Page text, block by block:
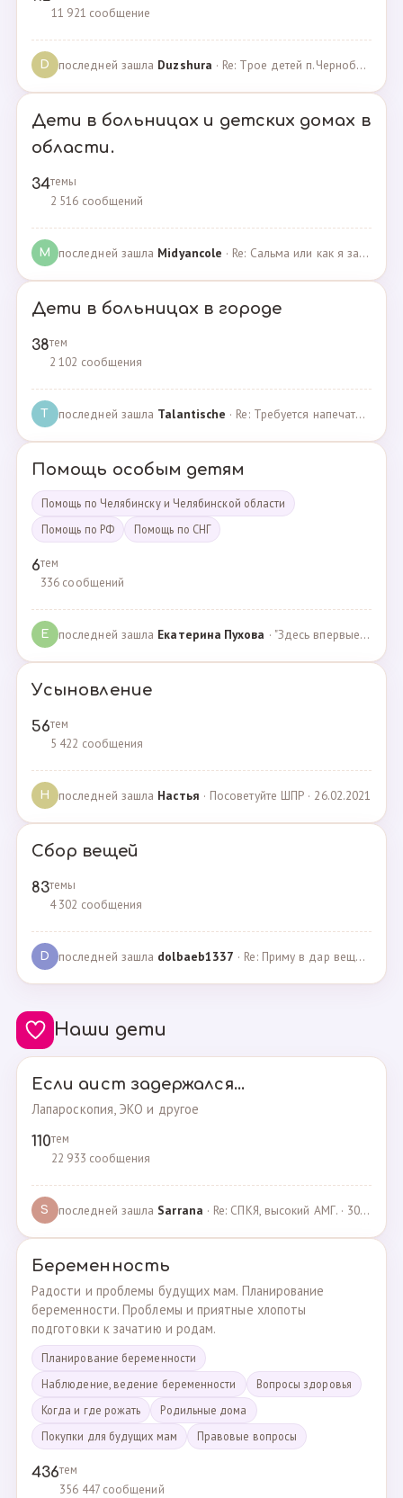
11 921 сообщение
D последней зашла Duzshura · Re: Трое детей п.Черноборский Чесменский район. · 27.06.2024
Дети в больницах и детских домах в
области.
34темы
2 516 сообщений
M последней зашла Midyancole · Re: Сальма или как я захотела помочь взросым сиротам · 16.12.2019
Дети в больницах в городе
38тем
2 102 сообщения
T последней зашла Talantische · Re: Требуется напечатать бейджики · 09.02.2024
Помощь особым детям
Помощь по Челябинску и Челябинской области
Помощь по РФ
Помощь по СНГ
6тем
336 сообщений
Е последней зашла Екатерина Пухова · "Здесь впервые поверили в моего сына и подарили над… · 09.09.2019
Усыновление
56тем
5 422 сообщения
Н последней зашла Настья · Посоветуйте ШПР · 26.02.2021
Сбор вещей
83темы
4 302 сообщения
D последней зашла dolbaeb1337 · Re: Приму в дар вещи на новорождённую девочку · 13.12.2024
Наши дети
Если аист задержался...
Лапароскопия, ЭКО и другое
110тем
22 933 сообщения
S последней зашла Sarrana · Re: СПКЯ, высокий АМГ. · 30.04.2025
Беременность
Радости и проблемы будущих мам. Планирование
беременности. Проблемы и приятные хлопоты
подготовки к зачатию и родам.
Планирование беременности
Наблюдение, ведение беременности
Вопросы здоровья
Когда и где рожать
Родильные дома
Покупки для будущих мам
Правовые вопросы
436тем
356 447 сообщений